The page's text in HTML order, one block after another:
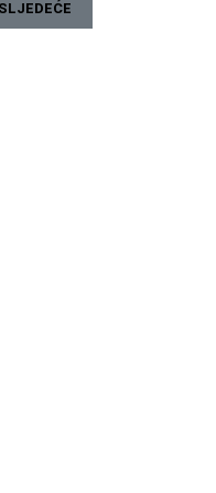
DJECOM I MLADIMA U
SLJEDEĆI ČLANAK:
SLJEDEĆE